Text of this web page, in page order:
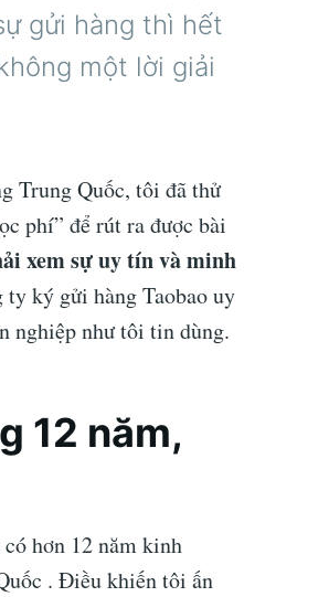
gửi hàng thì hết
một lời giải
Trung Quốc, tôi đã thử
phí” để rút ra được bài
xem sự uy tín và minh
ký gửi hàng Taobao uy
nghiệp như tôi tin dùng.
12 năm,
hơn 12 năm kinh
. Điều khiến tôi ấn